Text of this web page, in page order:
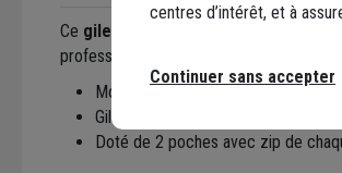
Ce gilet Rica Lewis Archie
professionnels pour allier confort et
Modèle taille XXL, vert kaki.
Gilet sans manches à col montant,
Doté de 2 poches avec zip de
centres d’intérêt, et à
Continuer sans accepter